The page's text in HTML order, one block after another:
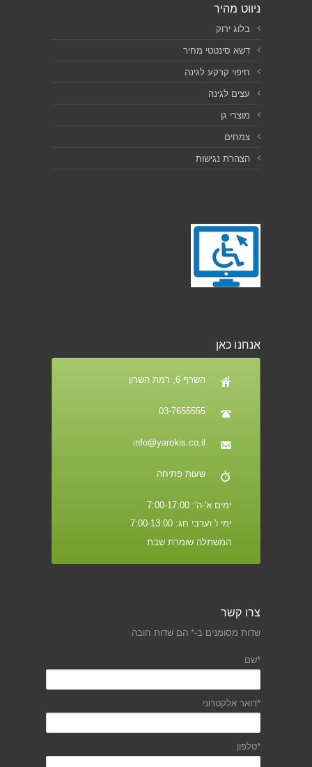
ניווט מהיר
בלוג ירוק
דשא סינטטי מחיר
חיפוי קרקע לגינה
עצים לגינה
מוצרי גן
צמחים
הצהרת נגישות
אנחנו כאן
השרף 6, רמת השרון
03-7655555
info@yarokis.co.il
שעות פתיחה
ימים א'-ה': 7:00-17:00
ימי ו' וערבי חג: 7:00-13:00
המשתלה שומרת שבת
צרו קשר
שדות מסומנים ב-* הם שדות חובה
*שם
*דואר אלקטרוני
*טלפון